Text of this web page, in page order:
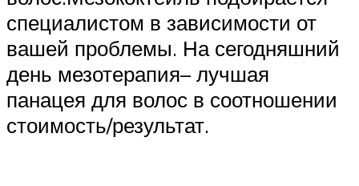
специалистом в зависимости от
вашей проблемы. На сегодняшний
день мезотерапия– лучшая
панацея для волос в соотношении
стоимость/результат.